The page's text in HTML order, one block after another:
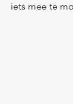
iets mee te